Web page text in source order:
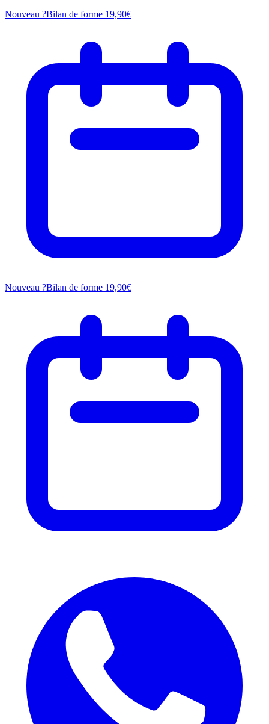
Nouveau ?Bilan de forme 19,90€
Nouveau ?Bilan de forme 19,90€